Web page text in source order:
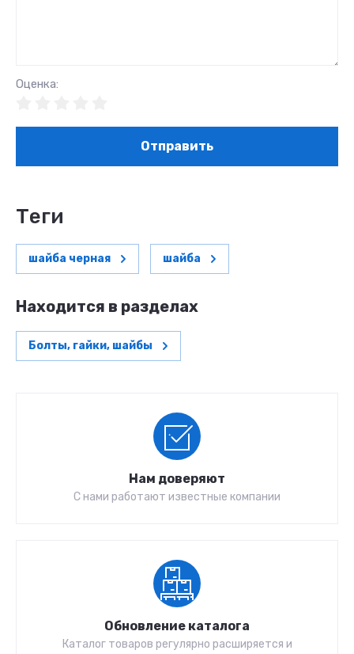
Оценка:
Отправить
теги
шайба черная шайба
Находится в разделах
Болты, гайки, шайбы
Нам доверяют
С нами работают известные компании
Обновление каталога
Каталог товаров регулярно расширяется и